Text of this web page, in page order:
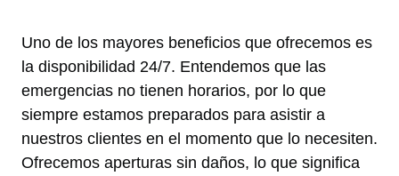
Uno de los mayores beneficios que ofrecemos es
la disponibilidad 24/7. Entendemos que las
emergencias no tienen horarios, por lo que
siempre estamos preparados para asistir a
nuestros clientes en el momento que lo necesiten.
Ofrecemos aperturas sin daños, lo que significa